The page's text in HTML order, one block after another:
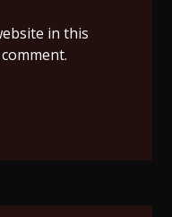
in this